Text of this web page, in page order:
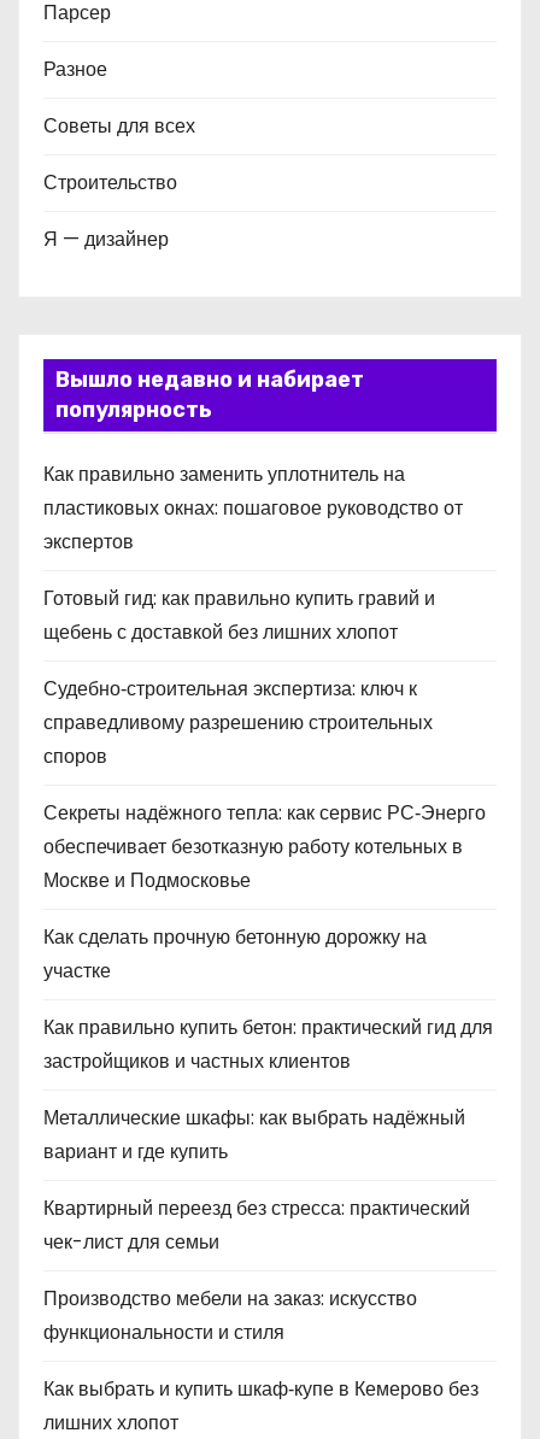
Парсер
Разное
Советы для всех
Строительство
Я — дизайнер
Вышло недавно и набирает
популярность
Как правильно заменить уплотнитель на
пластиковых окнах: пошаговое руководство от
экспертов
Готовый гид: как правильно купить гравий и
щебень с доставкой без лишних хлопот
Судебно‑строительная экспертиза: ключ к
справедливому разрешению строительных
споров
Секреты надёжного тепла: как сервис РС‑Энерго
обеспечивает безотказную работу котельных в
Москве и Подмосковье
Как сделать прочную бетонную дорожку на
участке
Как правильно купить бетон: практический гид для
застройщиков и частных клиентов
Металлические шкафы: как выбрать надёжный
вариант и где купить
Квартирный переезд без стресса: практический
чек-лист для семьи
Производство мебели на заказ: искусство
функциональности и стиля
Как выбрать и купить шкаф‑купе в Кемерово без
лишних хлопот